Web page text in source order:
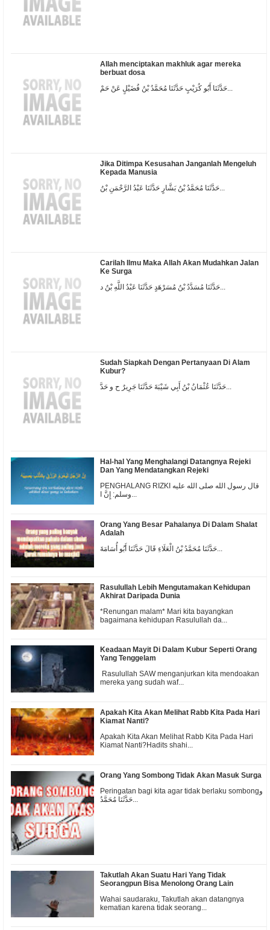
Allah menciptakan makhluk agar mereka
berbuat dosa
حَدَّثَنَا أَبُو كُرَيْبٍ حَدَّثَنَا مُحَمَّدُ بْنُ فُضَيْلٍ عَنْ حَمْ...
Jika Ditimpa Kesusahan Janganlah Mengeluh
Kepada Manusia
Carilah Ilmu Maka Allah Akan Mudahkan Jalan
Ke Surga
حَدَّثَنَا مُسَدَّدُ بْنُ مُسَرْهَدٍ حَدَّثَنَا عَبْدُ اللَّهِ بْنُ د...
Sudah Siapkah Dengan Pertanyaan Di Alam
Kubur?
Hal-hal Yang Menghalangi Datangnya Rejeki
Dan Yang Mendatangkan Rejeki
PENGHALANG RIZKI قال رسول الله صلى الله عليه
وسلم: إِنَّ ا...
Orang Yang Besar Pahalanya Di Dalam Shalat
Adalah
Rasulullah Lebih Mengutamakan Kehidupan
Akhirat Daripada Dunia
*Renungan malam* Mari kita bayangkan
bagaimana kehidupan Rasulullah da...
Keadaan Mayit Di Dalam Kubur Seperti Orang
Yang Tenggelam
Rasulullah SAW menganjurkan kita mendoakan
mereka yang sudah waf...
Apakah Kita Akan Melihat Rabb Kita Pada Hari
Kiamat Nanti?
Apakah Kita Akan Melihat Rabb Kita Pada Hari
Kiamat Nanti?Hadits shahi...
Orang Yang Sombong Tidak Akan Masuk Surga
Peringatan bagi kita agar tidak berlaku sombongو
حَدَّثَنَا مُحَمَّدُ...
Takutlah Akan Suatu Hari Yang Tidak
Seorangpun Bisa Menolong Orang Lain
Wahai saudaraku, Takutlah akan datangnya
kematian karena tidak seorang...